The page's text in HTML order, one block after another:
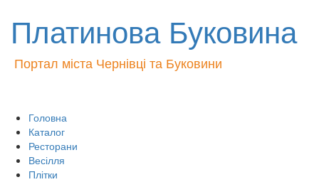
Платинова Буковина
Портал міста Чернівці та Буковини
Головна
Каталог
Ресторани
Весілля
Плітки